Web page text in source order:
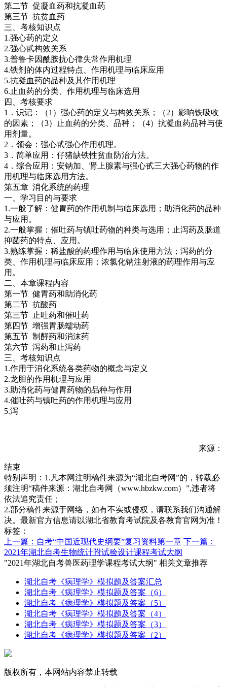
第二节 促凝血药和抗凝血药
第三节 抗贫血药
三、考核知识点
1.强心药的定义
2.强心甙构效关系
3.普鲁卡因酰胺抗心律失常作用机理
4.铁剂的体内过程特点、作用机理与临床应用
5.抗凝血药的品种及其作用机理
6.止血药的分类、作用机理与临床选用
四、考核要求
1．识记：（1）强心药的定义与构效关系；（2）影响铁吸收
的因素；（3）止血药的分类、品种；（4）抗凝血药品种与使
用剂量。
2．领会：强心甙强心作用机理。
3．简单应用：仔猪缺铁性贫血防治方法。
4．综合应用：安钠加、肾上腺素与强心甙三大强心药物的作
用机理与临床选用方法。
第五章 消化系统的药理
一、学习目的与要求
1.一般了解：健胃药的作用机制与临床选用；助消化药的品种
与应用。
2.一般掌握：催吐药与镇吐药物的种类与选用；止泻药及肠道
抑菌药的特点、应用。
3.熟练掌握：稀盐酸的药理作用与临床使用方法；泻药的分
类、作用机理与临床应用；浓氯化钠注射液的药理作用与应
用。
二、本章课程内容
第一节 健胃药和助消化药
第二节 抗酸药
第三节 止吐药和催吐药
第四节 增强胃肠蠕动药
第五节 制酵药和消沫药
第六节 泻药和止泻药
三、考核知识点
1.作用于消化系统各类药物的概念与定义
2.龙胆的作用机理与应用
3.助消化药与健胃药物的品种与作用
4.催吐药与镇吐药的作用机理与应用
5.泻
来源：
结束
特别声明：1.凡本网注明稿件来源为“湖北自考网”的，转载必
须注明“稿件来源：湖北自考网（www.hbzkw.com）”,违者将
依法追究责任；
2.部分稿件来源于网络，如有不实或侵权，请联系我们沟通解
决。最新官方信息请以湖北省教育考试院及各教育官网为准！
标签：
上一篇：自考“中国近现代史纲要”复习资料第一章 下一篇：
2021年湖北自考生物统计附试验设计课程考试大纲
"2021年湖北自考兽医药理学课程考试大纲" 相关文章推荐
湖北自考《病理学》模拟题及答案汇总
湖北自考《病理学》模拟题及答案（6）
湖北自考《病理学》模拟题及答案（5）
湖北自考《病理学》模拟题及答案（4）
湖北自考《病理学》模拟题及答案（3）
湖北自考《病理学》模拟题及答案（2）
版权所有，本网站内容禁止转载